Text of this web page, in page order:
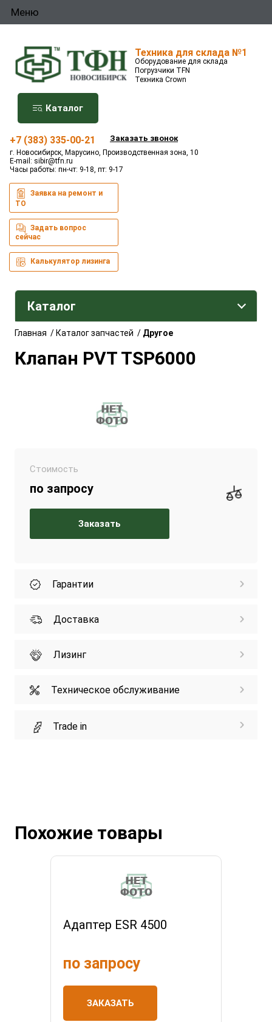
Меню
Техника для склада №1
Оборудование для склада
Погрузчики TFN
Техника Crown
Каталог
+7 (383) 335-00-21 Заказать звонок
г. Новосибирск, Марусино, Производственная зона, 10
E-mail: sibir@tfn.ru
Часы работы: пн-чт: 9-18, пт: 9-17
Заявка на ремонт и
ТО
Задать вопрос
сейчас
Калькулятор лизинга
Каталог
Главная /Каталог запчастей / Другое
Клапан PVT TSP6000
Стоимость
по запросу
Заказать
Гарантии
Доставка
Лизинг
Техническое обслуживание
Trade in
Похожие товары
Адаптер ESR 4500
по запросу
ЗАКАЗАТЬ